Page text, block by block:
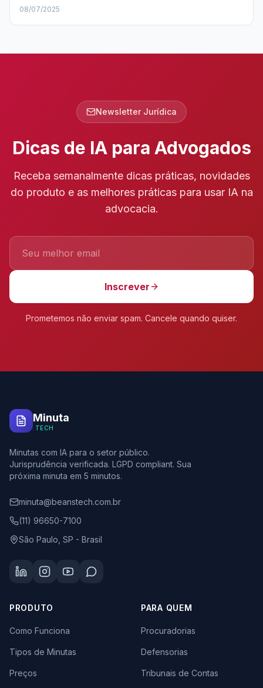
08/07/2025
Newsletter Jurídica
Dicas de IA para Advogados
Receba semanalmente dicas práticas, novidades
do produto e as melhores práticas para usar IA na
advocacia.
Inscrever
Prometemos não enviar spam. Cancele quando quiser.
Minuta
.TECH
Minutas com IA para o setor público.
Jurisprudência verificada. LGPD compliant. Sua
próxima minuta em 5 minutos.
minuta@beanstech.com.br
(11) 96650-7100
São Paulo, SP - Brasil
PRODUTO
Como Funciona
Tipos de Minutas
Preços
PARA QUEM
Procuradorias
Defensorias
Tribunais de Contas